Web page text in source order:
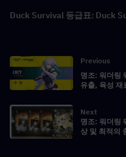
Duck Survival 등급표: Duck
Previous
명조: 워더링
유출, 육성 재
Next
명조: 워더링
상 및 최적의